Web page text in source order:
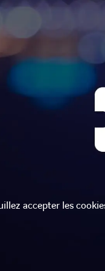
accepter les